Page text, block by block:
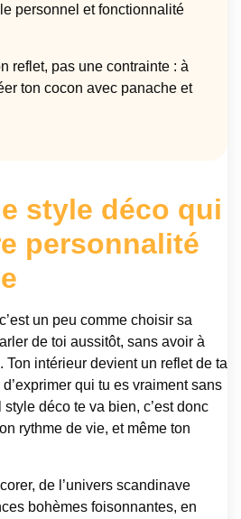
personnel et fonctionnalité
reflet, pas une contrainte : à
ton cocon avec panache et
style déco qui
personnalité
un peu comme choisir sa
de toi aussitôt, sans avoir à
Ton intérieur devient un reflet de ta
qui tu es vraiment sans
déco te va bien, c’est donc
rythme de vie, et même ton
de l’univers scandinave
bohèmes foisonnantes, en